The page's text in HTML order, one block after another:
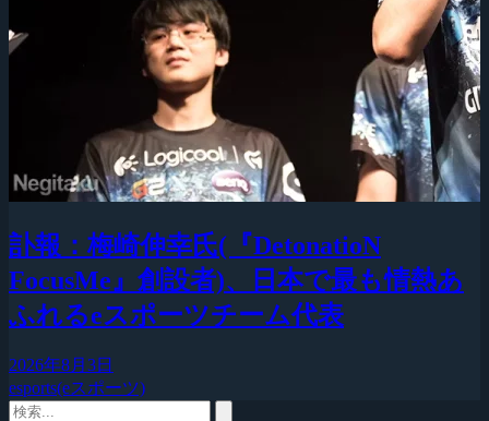
訃報：梅崎伸幸氏(『DetonatioN
FocusMe』創設者)、日本で最も情熱あ
ふれるeスポーツチーム代表
2026年8月3日
esports(eスポーツ)